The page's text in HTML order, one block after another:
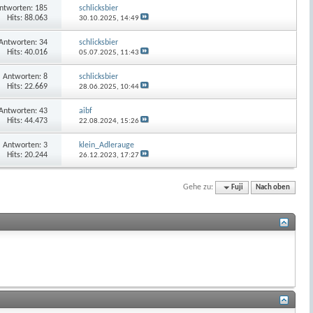
185
Hits: 88.063
schlicksbier
30.10.2025, 14:49
34
Hits: 40.016
schlicksbier
05.07.2025, 11:43
Antworten: 8
Hits: 22.669
schlicksbier
28.06.2025, 10:44
43
Hits: 44.473
aibf
22.08.2024, 15:26
Antworten: 3
Hits: 20.244
klein_Adlerauge
26.12.2023, 17:27
Gehe zu: Fuji Nach oben